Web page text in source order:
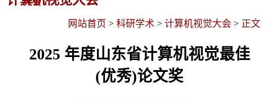
究中心
网站首页 > 科研学术 > 计算机视觉大会 >正文
2025 年度山东省计算机视觉最佳
(优秀)论文奖